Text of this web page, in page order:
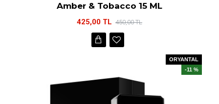
Amber & Tobacco 15 ML
425,00 TL 450,00 TL
ORYANTAL
-11 %